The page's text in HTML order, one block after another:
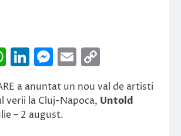
WhatsApp
LinkedIn
Messenger
Email
Link
a anuntat un nou val de artisti
verii la Cluj-Napoca, Untold
– 2 august.